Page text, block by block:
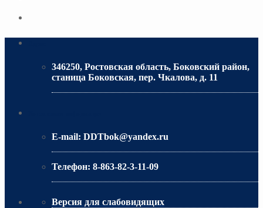
346250, Ростовская область, Боковский район,
станица Боковская, пер. Чкалова, д. 11
E-mail: DDTbok@yandex.ru
Телефон: 8-863-82-3-11-09
Версия для слабовидящих